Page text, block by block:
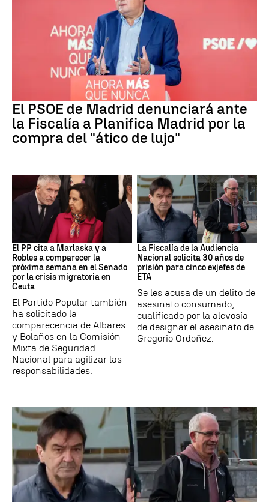
El PSOE de Madrid denunciará ante
la Fiscalía a Planifica Madrid por la
compra del "ático de lujo"
Crisis Migratoria
El PP cita a Marlaska y a
Robles a comparecer la
próxima semana en el Senado
por la crisis migratoria en
Ceuta
El Partido Popular también
ha solicitado la
comparecencia de Albares
y Bolaños en la Comisión
Mixta de Seguridad
Nacional para agilizar las
responsabilidades.
ETA
La Fiscalía de la Audiencia
Nacional solicita 30 años de
prisión para cinco exjefes de
ETA
Se les acusa de un delito de
asesinato consumado,
cualificado por la alevosía
de designar el asesinato de
Gregorio Ordoñez.